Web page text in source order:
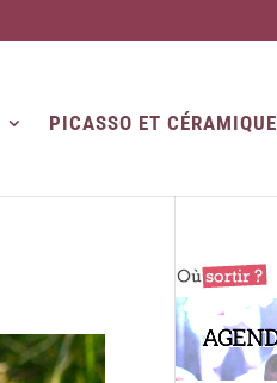
PICASSO ET CÉRAMIQUE